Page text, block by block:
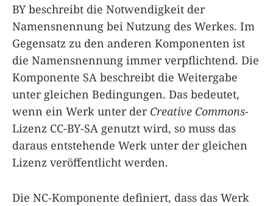
BY beschreibt die Notwendigkeit der
Namensnennung bei Nutzung des Werkes. Im
Gegensatz zu den anderen Komponenten ist
die Namensnennung immer verpflichtend. Die
Komponente SA beschreibt die Weitergabe
unter gleichen Bedingungen. Das bedeutet,
wenn ein Werk unter der Creative Commons-
Lizenz CC-BY-SA genutzt wird, so muss das
daraus entstehende Werk unter der gleichen
Lizenz veröffentlicht werden.
Die NC-Komponente definiert, dass das Werk